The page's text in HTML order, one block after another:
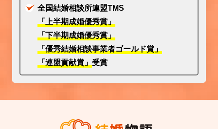
全国結婚相談所連盟TMS
「上半期成婚優秀賞」
「下半期成婚優秀賞」
「優秀結婚相談事業者ゴールド賞」
「連盟貢献賞」 受賞